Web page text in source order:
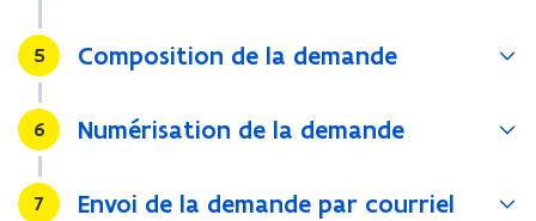
Stap
5 Composition de la demande
Stap
6 Numérisation de la demande
Stap
7 Envoi de la demande par courriel